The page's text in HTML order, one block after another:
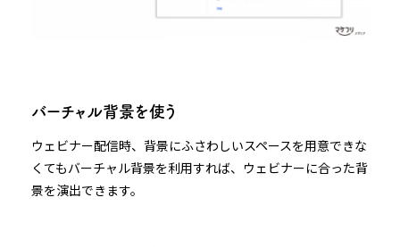
バーチャル背景を使う
ウェビナー配信時、背景にふさわしいスペースを用意できな
くてもバーチャル背景を利用すれば、ウェビナーに合った背
景を演出できます。